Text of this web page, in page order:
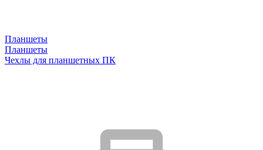
Планшеты
Планшеты
Чехлы для планшетных ПК